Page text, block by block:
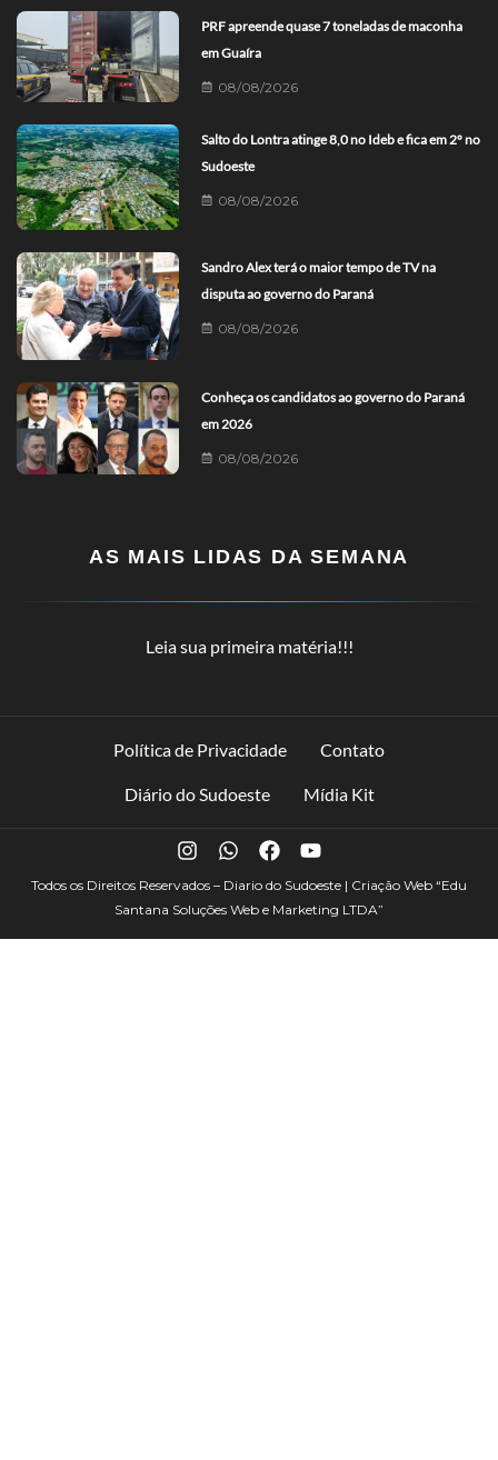
PRF apreende quase 7 toneladas de maconha
em Guaíra
08/08/2026
Salto do Lontra atinge 8,0 no Ideb e fica em 2º no
Sudoeste
08/08/2026
Sandro Alex terá o maior tempo de TV na
disputa ao governo do Paraná
08/08/2026
Conheça os candidatos ao governo do Paraná
em 2026
08/08/2026
AS MAIS LIDAS DA SEMANA
Leia sua primeira matéria!!!
Política de Privacidade Contato
Diário do Sudoeste Mídia Kit
Todos os Direitos Reservados – Diario do Sudoeste | Criação Web “Edu
Santana Soluções Web e Marketing LTDA”